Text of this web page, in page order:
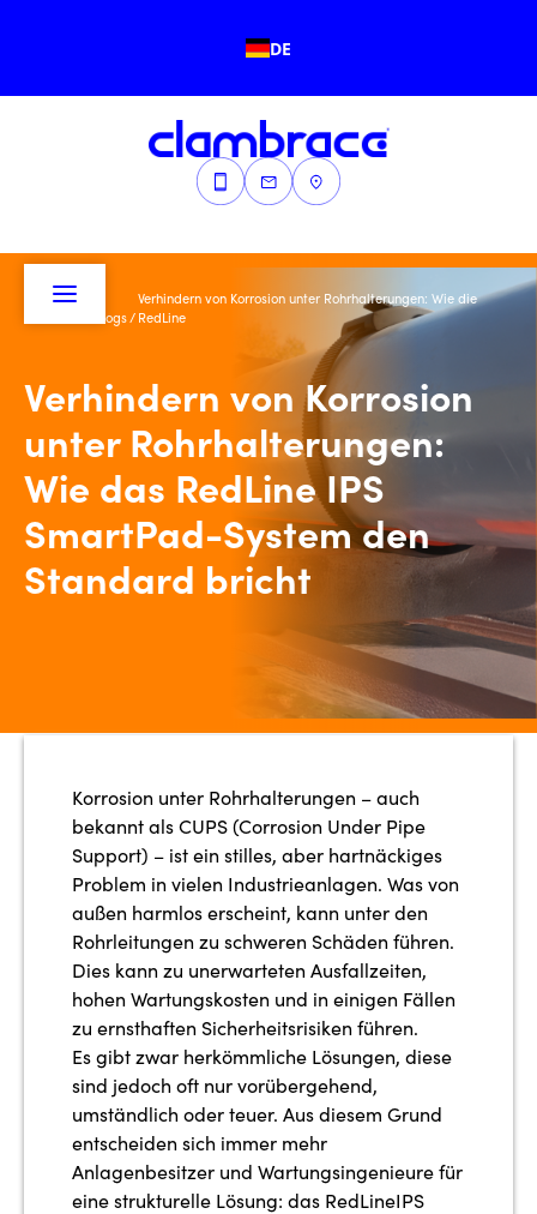
DE
Blogs/
Verhindern von Korrosion unter Rohrhalterungen: Wie die
RedLine
Verhindern von Korrosion
unter Rohrhalterungen:
Wie das RedLine IPS
SmartPad-System den
Standard bricht
Korrosion unter Rohrhalterungen – auch
bekannt als CUPS (Corrosion Under Pipe
Support) – ist ein stilles, aber hartnäckiges
Problem in vielen Industrieanlagen. Was von
außen harmlos erscheint, kann unter den
Rohrleitungen zu schweren Schäden führen.
Dies kann zu unerwarteten Ausfallzeiten,
hohen Wartungskosten und in einigen Fällen
zu ernsthaften Sicherheitsrisiken führen.
Es gibt zwar herkömmliche Lösungen, diese
sind jedoch oft nur vorübergehend,
umständlich oder teuer. Aus diesem Grund
entscheiden sich immer mehr
Anlagenbesitzer und Wartungsingenieure für
eine strukturelle Lösung: das RedLineIPS